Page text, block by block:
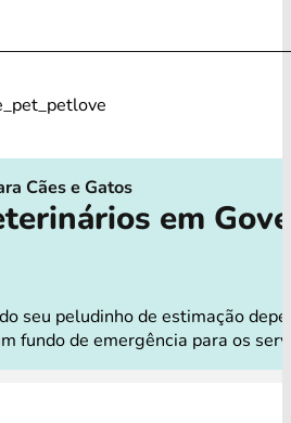
Cães e Gatos
em
seu peludinho de estimação
fundo de emergência para os